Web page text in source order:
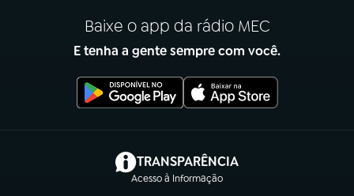
Baixe o app da rádio MEC
E tenha a gente sempre com você.
TRANSPARÊNCIA
Acesso à Informação
(abre em nova aba)